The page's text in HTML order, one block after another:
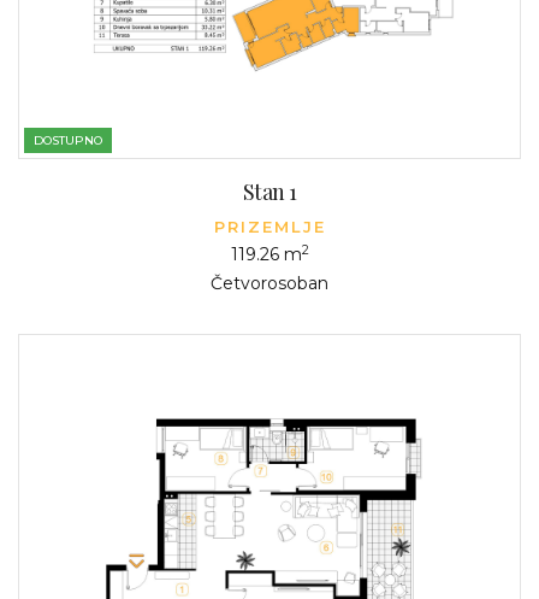
DOSTUPNO
Stan 1
PRIZEMLJE
119.26 m2
Četvorosoban